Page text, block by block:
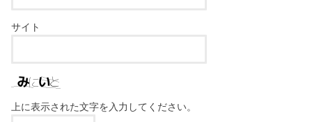
サイト
上に表示された文字を入力してください。